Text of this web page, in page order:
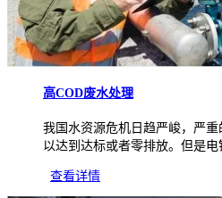
高COD废水处理
我国水资源危机日趋严峻，严
以达到达标或者零排放。但是
查看详情